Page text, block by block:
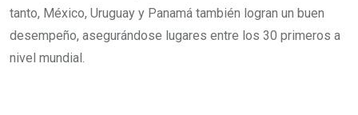
tanto, México, Uruguay y Panamá también logran un buen
desempeño, asegurándose lugares entre los 30 primeros a
nivel mundial.